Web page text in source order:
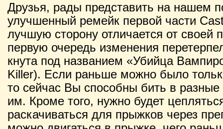
Друзья, рады представить на нашем
улучшенный ремейк первой части
лучшую сторону отличается от своей
первую очередь изменения
кнута под названием «Убийца
Killer). Если раньше можно было
то сейчас Вы способны бить в
им. Кроме того, нужно будет
раскачиваться для прыжков через